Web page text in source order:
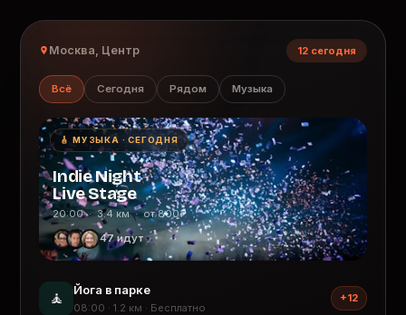
Москва, Центр 12 сегодня
Всё Сегодня Рядом Музыка
🎸 МУЗЫКА · СЕГОДНЯ
Indie Night
Live Stage
20:00 · 3.4 км · от 800₽
47 идут
🧘 Йога в парке
08:00 · 1.2 км · Бесплатно
+12